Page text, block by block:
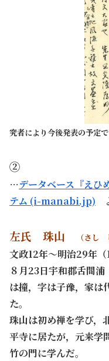
究者により今後発表の予定
②
…データベース『えひ
テム (i-manabi.jp)
左氏 珠山 （さし
文政12年～明治29年
８月23日宇和郡舌間
は撞，字は子豫，家は
た。
珠山は初め禅を学び，
平寺に居たが，元来学
竹の門に学んだ。